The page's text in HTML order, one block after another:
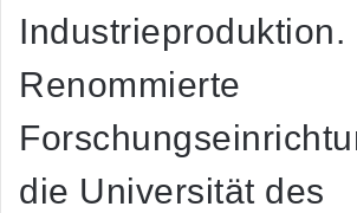
Industrieproduktion.
Renommierte
die Universität des